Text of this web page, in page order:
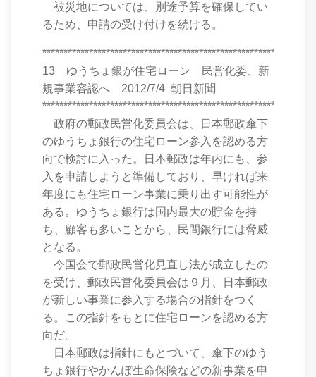
被災地については、別途予算を確保してい
るため、申請の受け付けを続ける。
13 ゆうちょ銀が住宅ローン 民営化委、新
規事業容認へ 2012/7/4 朝日新聞
政府の郵政民営化委員会は、日本郵政傘下
のゆうちょ銀行の住宅ローン参入を認める方
向で検討に入った。日本郵政は年内にも、参
入を申請しようと準備しており、早ければ来
年度にも住宅ローン事業に乗り出す可能性が
ある。ゆうちょ銀行は国内最大の貯金を持
ち、顧客も多いことから、民間銀行には脅威
となる。
今国会で郵政民営化見直し法が成立したの
を受け、郵政民営化委員会は９月、日本郵政
が新しい事業に参入する場合の指針をつく
る。この指針をもとに住宅ローンを認める方
向だ。
日本郵政は指針にもとづいて、傘下のゆう
ちょ銀行やかんぽ生命保険などの新事業を申